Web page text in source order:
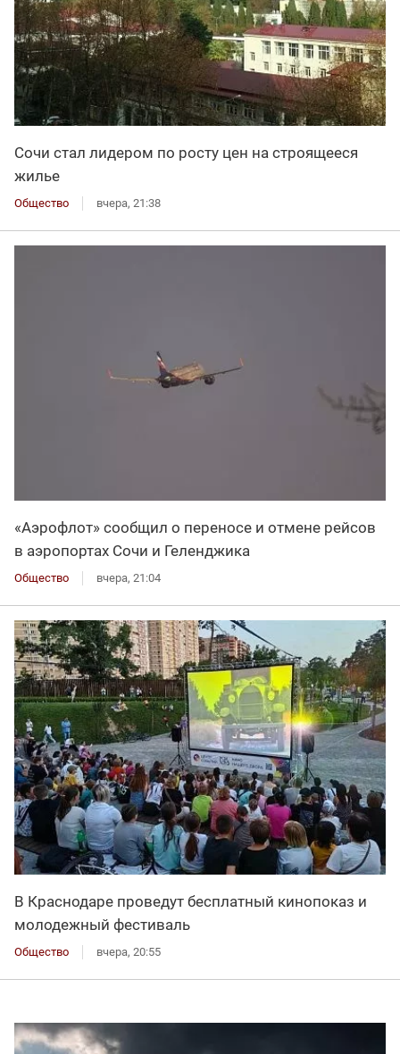
Сочи стал лидером по росту цен на строящееся
жилье
Общество вчера, 21:38
«Аэрофлот» сообщил о переносе и отмене рейсов
в аэропортах Сочи и Геленджика
Общество вчера, 21:04
В Краснодаре проведут бесплатный кинопоказ и
молодежный фестиваль
Общество вчера, 20:55